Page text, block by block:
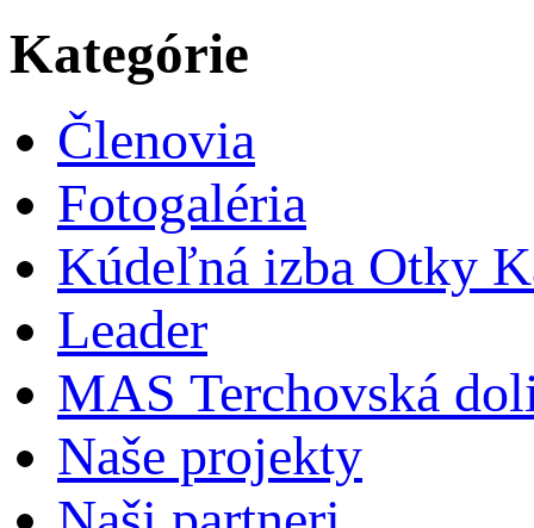
Kategórie
Členovia
Fotogaléria
Kúdeľná izba Otky
Leader
MAS Terchovská
Naše projekty